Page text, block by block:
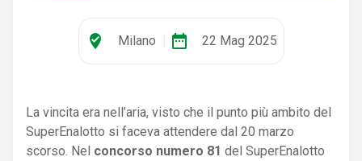
where_to_vote Milano date_range 22 Mag 2025
La vincita era nell’aria, visto che il punto più ambito del
SuperEnalotto si faceva attendere dal 20 marzo
scorso. Nel concorso numero 81 del SuperEnalotto